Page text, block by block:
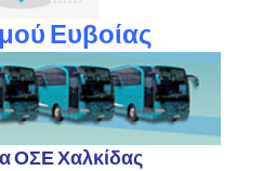
Ευβοίας
ΟΣΕ Χαλκίδας